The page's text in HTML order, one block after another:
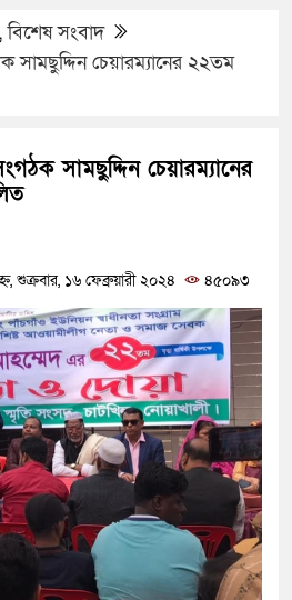
,বিশেষ সংবাদ
সামছুদ্দিন চেয়ারম্যানের ২২তম
সামছুদ্দিন চেয়ারম্যানের
১৬ ফেব্রুয়ারী ২০২৪
৪৫০৯৩